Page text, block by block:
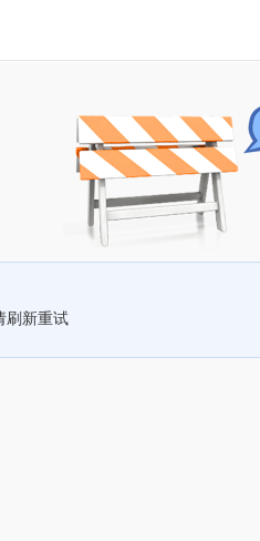
刷新重试